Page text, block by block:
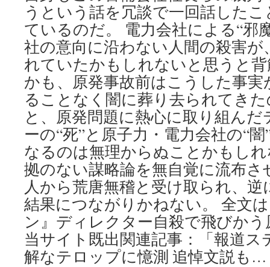
うという話を冗談で一回話した
ているのだ。 電力会社による“邪
社の意向に沿わない人間の殺害
れていたかもしれないと思うと
かも、原発事故前はこうした事
ることなく闇に葬り去られてき
と、原発問題に熱心に取り組ん
ーの“死”と原子力・電力会社の“
なるのは無理からぬことかもし
拠のない謀略論を無自覚に流布
人から荒唐無稽と受け取られ、
結果につながりかねない。 全文
ン』ディレクター自殺で飛びかう
当サイト既出関連記事：「報道
解なテロップに憶測 追悼文説も…